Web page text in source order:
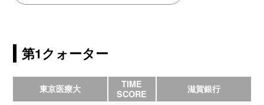
第1クォーター
東京医療大
TIME
SCORE
滋賀銀行